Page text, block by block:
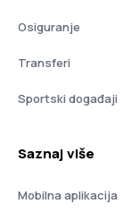
Osiguranje
Transferi
Sportski događaji
Saznaj više
Mobilna aplikacija